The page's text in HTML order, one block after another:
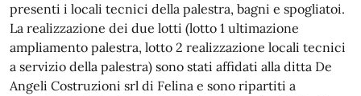
presenti i locali tecnici della palestra, bagni e spogliatoi.
La realizzazione dei due lotti (lotto 1 ultimazione
ampliamento palestra, lotto 2 realizzazione locali tecnici
a servizio della palestra) sono stati affidati alla ditta De
Angeli Costruzioni srl di Felina e sono ripartiti a